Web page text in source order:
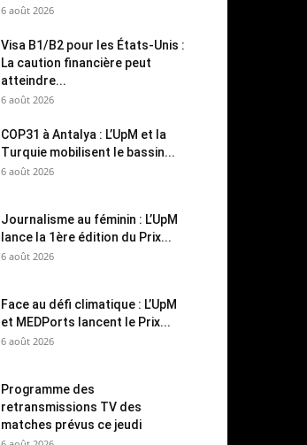
6 août 2026
Visa B1/B2 pour les États-Unis :
La caution financière peut
atteindre...
6 août 2026
COP31 à Antalya : L’UpM et la
Turquie mobilisent le bassin...
6 août 2026
Journalisme au féminin : L’UpM
lance la 1ère édition du Prix...
6 août 2026
Face au défi climatique : L’UpM
et MEDPorts lancent le Prix...
6 août 2026
Programme des
retransmissions TV des
matches prévus ce jeudi